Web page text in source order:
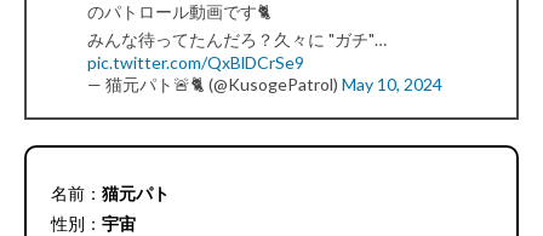
のパトロール動画です🐈
みんな待ってたんだろ？久々に "ガチ"…
pic.twitter.com/QxBlDCrSe9
— 猫元パト🚨🐈 (@KusogePatrol) May 10, 2024
名前： 猫元パト
性別： 宇宙